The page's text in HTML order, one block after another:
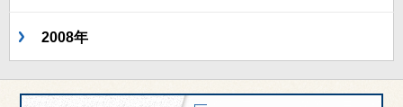
2008年